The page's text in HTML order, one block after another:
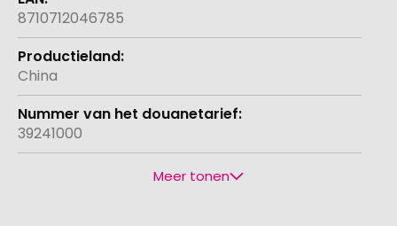
8710712046785
China
39241000
Meer tonen